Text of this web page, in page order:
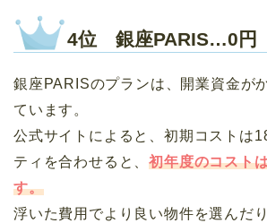
4位 銀座PARIS…0円
銀座PARISのプランは、開業資金が
ています。
公式サイトによると、初期コストは
ティを合わせると、初年度のコスト
す。
浮いた費用でより良い物件を選んだ